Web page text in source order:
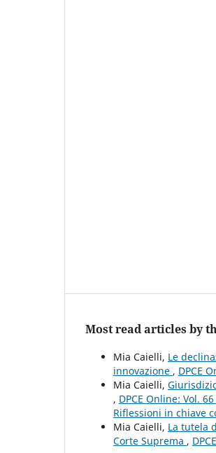
Most read articles by
Mia Caielli, Le
innovazione , DPCE
Mia Caielli,
, DPCE Online: Vol.
Riflessioni in chiave
Mia Caielli, La tutela
Corte Suprema ,